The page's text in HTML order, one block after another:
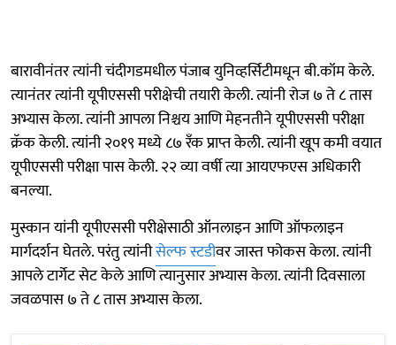
बारावीनंतर त्यांनी चंदीगडमधील पंजाब युनिव्हर्सिटीमधून बी.कॉम केले.
त्यानंतर त्यांनी यूपीएससी परीक्षेची तयारी केली. त्यांनी रोज ७ ते ८ तास
अभ्यास केला. त्यांनी आपला निश्चय आणि मेहनतीने यूपीएससी परीक्षा
क्रॅक केली. त्यांनी २०१९ मध्ये ८७ रँक प्राप्त केली. त्यांनी खूप कमी वयात
यूपीएससी परीक्षा पास केली. २२ व्या वर्षी त्या आयएफएस अधिकारी
बनल्या.
मुस्कान यांनी यूपीएससी परीक्षेसाठी ऑनलाइन आणि ऑफलाइन
मार्गदर्शन घेतले. परंतु त्यांनीसेल्फ स्टडीवर जास्त फोकस केला. त्यांनी
आपले टार्गेट सेट केले आणि त्यानुसार अभ्यास केला. त्यांनी दिवसाला
जवळपास ७ ते ८ तास अभ्यास केला.